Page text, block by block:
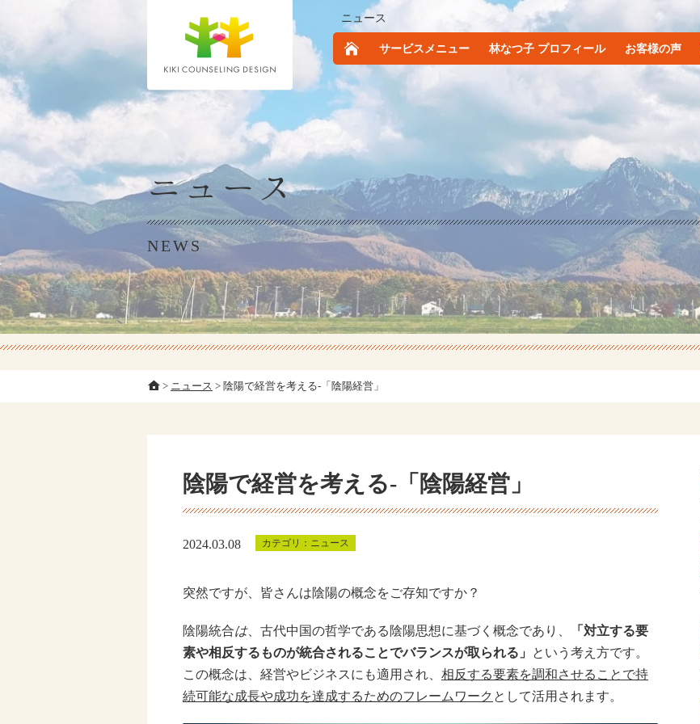
ニュース
サービスメニュー 林なつ子 プロフィール お客様の声
ニュース
NEWS
> ニュース > 陰陽で経営を考える-「陰陽経営」
陰陽で経営を考える-「陰陽経営」
2024.03.08 ニュース
突然ですが、皆さんは陰陽の概念をご存知ですか？
陰陽統合は、古代中国の哲学である陰陽思想に基づく概念であり、
「対立する要
素や相反するものが統合されることでバランスが取られる」
という考え方です。
この概念は、経営やビジネスにも適用され、 相反する要素を調和させることで持
続可能な成長や成功を達成するためのフレームワーク として活用されます。